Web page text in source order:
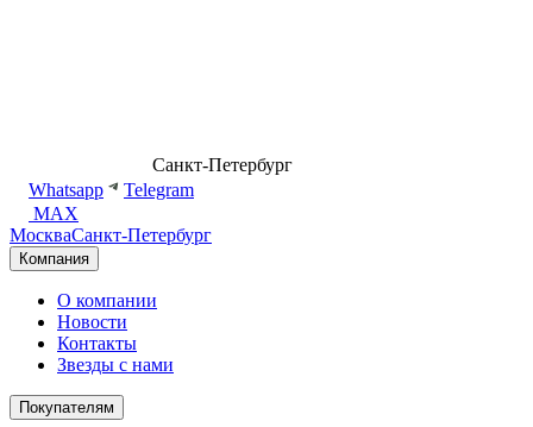
Санкт-Петербург
Whatsapp
Telegram
MAX
МоскваСанкт-Петербург
Компания
О компании
Новости
Контакты
Звезды с нами
Покупателям